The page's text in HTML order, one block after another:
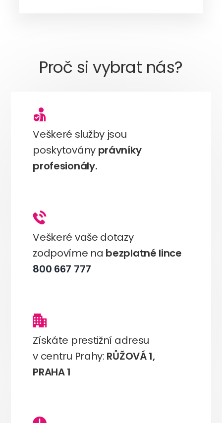
Proč si vybrat nás?
Veškeré služby jsou
poskytovány právníky
profesionály.
Veškeré vaše dotazy
zodpovíme na bezplatné lince
800 667 777
Získáte prestižní adresu
v centru Prahy: RŮŽOVÁ 1,
PRAHA 1